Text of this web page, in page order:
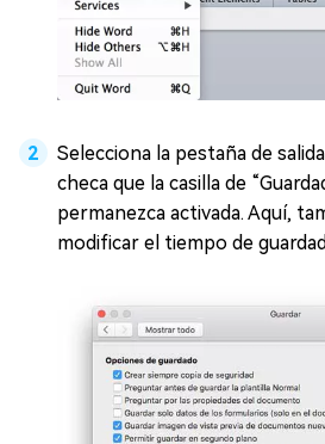
Selecciona la pestaña de
checa que la casilla de
permanezca activada. Aquí,
modificar el tiempo de